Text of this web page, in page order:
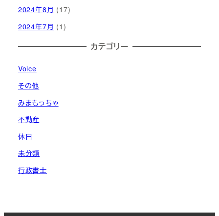
2024年8月 (17)
2024年7月 (1)
カテゴリー
Voice
その他
みまもっちゃ
不動産
休日
未分類
行政書士